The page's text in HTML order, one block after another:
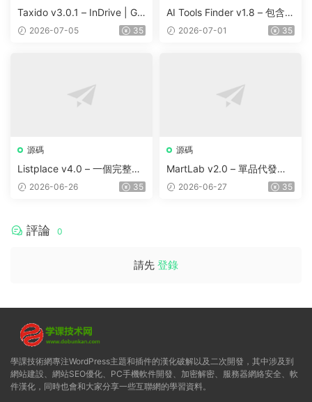
Taxido v3.0.1 – InDrive | Gr
ab | Uber Clone | Taxi Booki
2026-07-05 35
AI Tools Finder v1.8 – 包含 5
000 多種工具、訂閱、廣告
2026-07-01 35
源碼
Listplace v4.0 – 一個完整的
本地商家名錄平台
2026-06-26 35
源碼
MartLab v2.0 – 單品代發貨
平台2026-06-27 35
評論 0
請先 登錄
學課技術網專注WordPress主題和插件的漢化破解以及二次開發，其中涉及到
網站建設、網站SEO優化、PC手機軟件開發、加密解密、服務器網絡安全、軟
件漢化，同時也會和大家分享一些互聯網的學習資料。